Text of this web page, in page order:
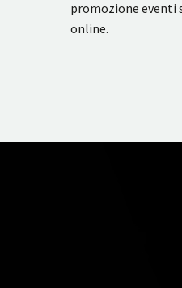
promozione eventi
online.